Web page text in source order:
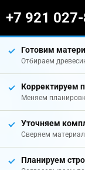
+7 921
Готовим
Отбираем
Корректируем
Меняем
Уточняем
Сверяем
Планируем